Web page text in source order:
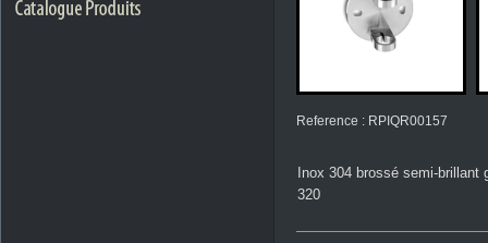
Reference : RPIQR00157
Inox 304 brossé semi-brillant
320